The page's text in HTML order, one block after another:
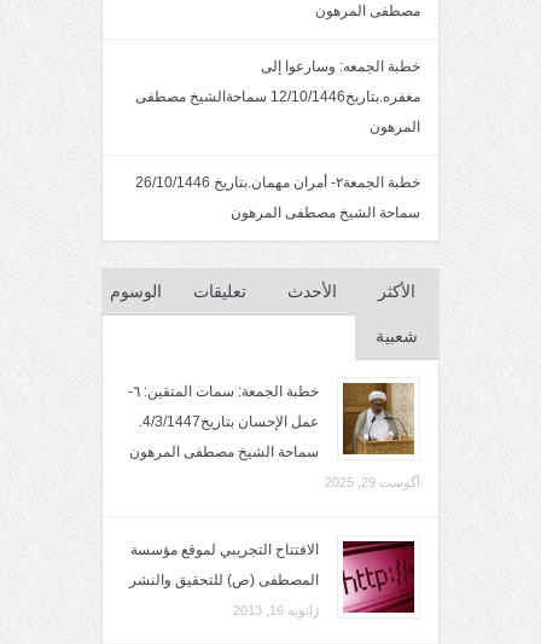
مصطفى المرهون
خطبة الجمعه: وسارعوا إلى
مغفره.بتاريخ12/10/1446 سماحةالشيخ مصطفى
المرهون
خطبة الجمعة٢- أمران مهمان.بتاريخ 26/10/1446
سماحة الشيخ مصطفى المرهون
الأكثر
شعبية
الأحدث تعليقات الوسوم
خطبة الجمعة: سمات المتقين: ٦-
عمل الإحسان بتاريخ4/3/1447.
سماحة الشيخ مصطفى المرهون
آگوست 29, 2025
الافتتاح التجريبي لموقع مؤسسة
المصطفى (ص) للتحقيق والنشر
ژانویه 16, 2013